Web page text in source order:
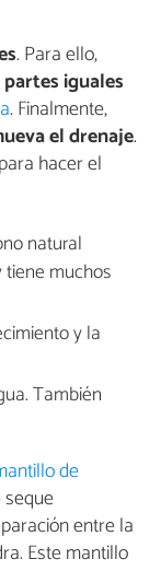
. Para ello,
iguales
. Finalmente,
el drenaje.
hacer el
natural
muchos
y la
También
de
entre la
Este mantillo